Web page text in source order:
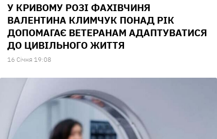
У КРИВОМУ РОЗІ ФАХІВЧИНЯ
ВАЛЕНТИНА КЛИМЧУК ПОНАД РІК
ДОПОМАГАЄ ВЕТЕРАНАМ АДАПТУВАТИСЯ
ДО ЦИВІЛЬНОГО ЖИТТЯ
16 Сiчня 19:08